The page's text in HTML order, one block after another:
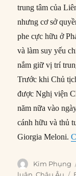
trung tâm của
nhưng cơ sở
phe cực hữu ở
và làm suy yếu
nắm giữ vị trí
Trước khi Chủ
được Nghị viện
năm nữa vào
cánh hữu và thủ
Giorgia Meloni.
Author
Kim Phụng
luận,Châu Âu